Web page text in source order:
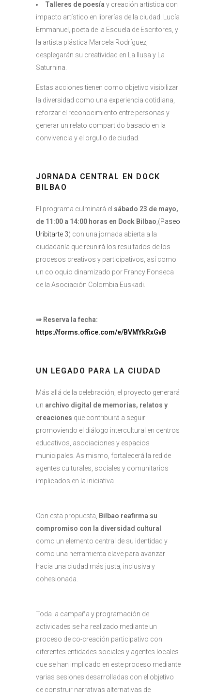
Talleres de poesía y creación artística con
impacto artístico en librerías de la ciudad. Lucía
Emmanuel, poeta de la Escuela de Escritores, y
la artista plástica Marcela Rodríguez,
desplegarán su creatividad en La Ilusa y La
Saturnina.
Estas acciones tienen como objetivo visibilizar
la diversidad como una experiencia cotidiana,
reforzar el reconocimiento entre personas y
generar un relato compartido basado en la
convivencia y el orgullo de ciudad.
JORNADA CENTRAL EN DOCK
BILBAO
El programa culminará el sábado 23 de mayo,
de 11:00 a 14:00 horas en Dock Bilbao ,(Paseo
Uribitarte 3) con una jornada abierta a la
ciudadanía que reunirá los resultados de los
procesos creativos y participativos, así como
un coloquio dinamizado por Francy Fonseca
de la Asociación Colombia Euskadi.
⇒ Reserva la fecha:
https://forms.office.com/e/BVMYkRxGvB
UN LEGADO PARA LA CIUDAD
Más allá de la celebración, el proyecto generará
un archivo digital de memorias, relatos y
creaciones que contribuirá a seguir
promoviendo el diálogo intercultural en centros
educativos, asociaciones y espacios
municipales. Asimismo, fortalecerá la red de
agentes culturales, sociales y comunitarios
implicados en la iniciativa.
Con esta propuesta, Bilbao reafirma su
compromiso con la diversidad cultural
como un elemento central de su identidad y
como una herramienta clave para avanzar
hacia una ciudad más justa, inclusiva y
cohesionada.
Toda la campaña y programación de
actividades se ha realizado mediante un
proceso de co-creación participativo con
diferentes entidades sociales y agentes locales
que se han implicado en este proceso mediante
varias sesiones desarrolladas con el objetivo
de construir narrativas alternativas de